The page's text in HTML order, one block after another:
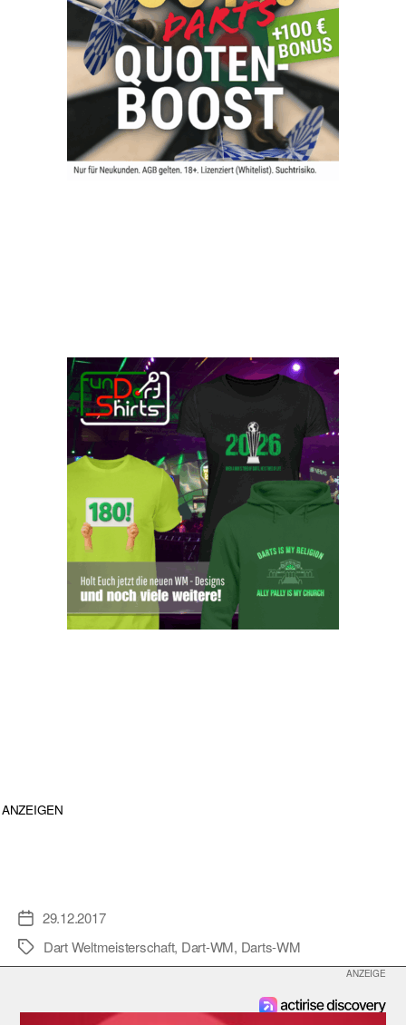
ANZEIGEN
Veröffentlichungsdatum
29.12.2017
Schlagwörter
Dart Weltmeisterschaft, Dart-WM, Darts-WM